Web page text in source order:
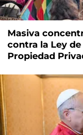
Masiva
contra la Ley
Propiedad